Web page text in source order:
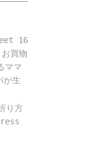
16
買物
ママ
が生
り方